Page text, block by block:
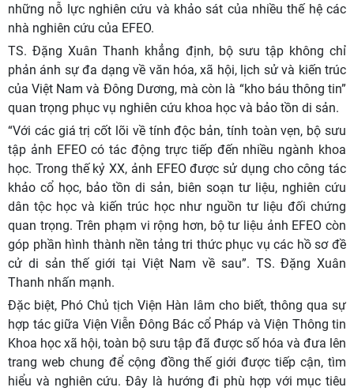
những nỗ lực nghiên cứu và khảo sát của nhiều thế hệ các
nhà nghiên cứu của EFEO.
TS. Đặng Xuân Thanh khẳng định, bộ sưu tập không chỉ
phản ánh sự đa dạng về văn hóa, xã hội, lịch sử và kiến trúc
của Việt Nam và Đông Dương, mà còn là “kho báu thông tin”
quan trọng phục vụ nghiên cứu khoa học và bảo tồn di sản.
“Với các giá trị cốt lõi về tính độc bản, tính toàn vẹn, bộ sưu
tập ảnh EFEO có tác động trực tiếp đến nhiều ngành khoa
học. Trong thế kỷ XX, ảnh EFEO được sử dụng cho công tác
khảo cổ học, bảo tồn di sản, biên soạn tư liệu, nghiên cứu
dân tộc học và kiến trúc học như nguồn tư liệu đối chứng
quan trọng. Trên phạm vi rộng hơn, bộ tư liệu ảnh EFEO còn
góp phần hình thành nền tảng tri thức phục vụ các hồ sơ đề
cử di sản thế giới tại Việt Nam về sau”. TS. Đặng Xuân
Thanh nhấn mạnh.
Đặc biệt, Phó Chủ tịch Viện Hàn lâm cho biết, thông qua sự
hợp tác giữa Viện Viễn Đông Bác cổ Pháp và Viện Thông tin
Khoa học xã hội, toàn bộ sưu tập đã được số hóa và đưa lên
trang web chung để cộng đồng thế giới được tiếp cận, tìm
hiểu và nghiên cứu. Đây là hướng đi phù hợp với mục tiêu